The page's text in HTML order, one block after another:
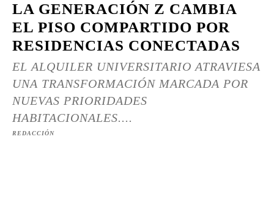
LA GENERACIÓN Z CAMBIA
EL PISO COMPARTIDO POR
RESIDENCIAS CONECTADAS
EL ALQUILER UNIVERSITARIO ATRAVIESA
UNA TRANSFORMACIÓN MARCADA POR
NUEVAS PRIORIDADES
HABITACIONALES....
REDACCIÓN